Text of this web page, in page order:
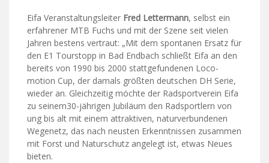
Eifa Veranstaltungsleiter Fred Lettermann, selbst ein
erfahrener MTB Fuchs und mit der Szene seit vielen
Jahren bestens vertraut: „Mit dem spontanen Ersatz für
den E1 Tourstopp in Bad Endbach schließt Eifa an den
bereits von 1990 bis 2000 stattgefundenen Loco-
motion Cup, der damals größten deutschen DH Serie,
wieder an. Gleichzeitig möchte der Radsportverein Eifa
zu seinem30-jährigen Jubiläum den Radsportlern von
ung bis alt mit einem attraktiven, naturverbundenen
Wegenetz, das nach neusten Erkenntnissen zusammen
mit Forst und Naturschutz angelegt ist, etwas Neues
bieten.